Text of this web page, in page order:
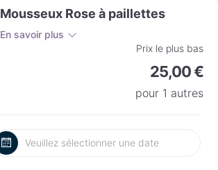
Mousseux Rose à paillettes
En savoir plus
Prix le plus bas
25,00 €
pour 1 autres